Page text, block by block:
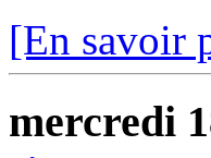
[En savoir
mercredi